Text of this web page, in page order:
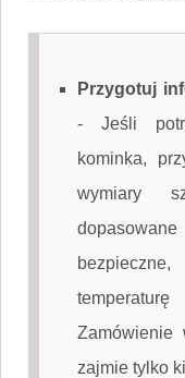
Przygotuj
- Jeśli
kominka,
wymiary
zajmie tylko